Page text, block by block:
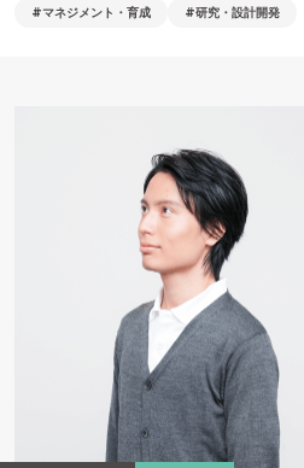
マネジメント・育成
研究・設計開発